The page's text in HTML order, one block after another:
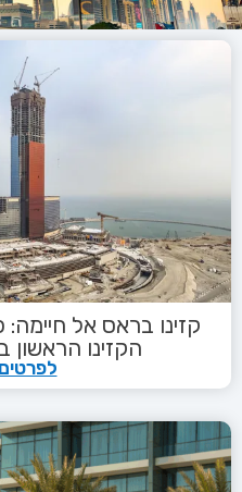
קזינו בראס אל
הקזינו הראשון